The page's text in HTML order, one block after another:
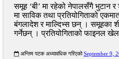
समूह ‘बी’ मा रहेको नेपालसँगै भुटान
मा साविक तथा प्रतियोगिताको
बंगलादेश र माल्दिभ्स छन् । समूहका
गर्नेछन् । प्रतियोगिताको फाइनल
अन्तिम पटक अध्यावधिक गरिएको September 9,